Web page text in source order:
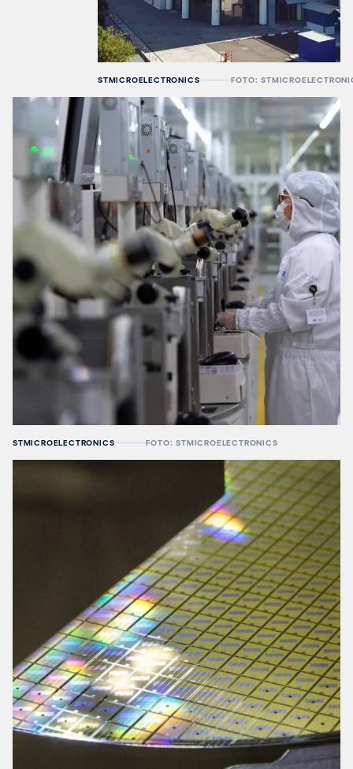
STMICROELECTRONICS FOTO:
STMICROELECTRONICS FOTO: STMICROELECTRONICS